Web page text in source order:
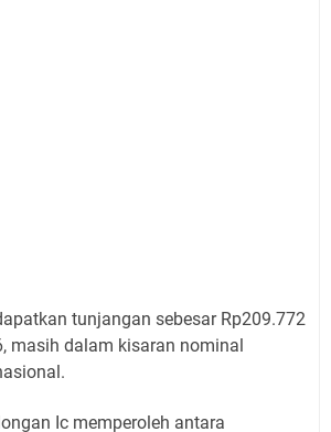
tunjangan sebesar Rp209.772
masih dalam kisaran nominal
Ic memperoleh antara